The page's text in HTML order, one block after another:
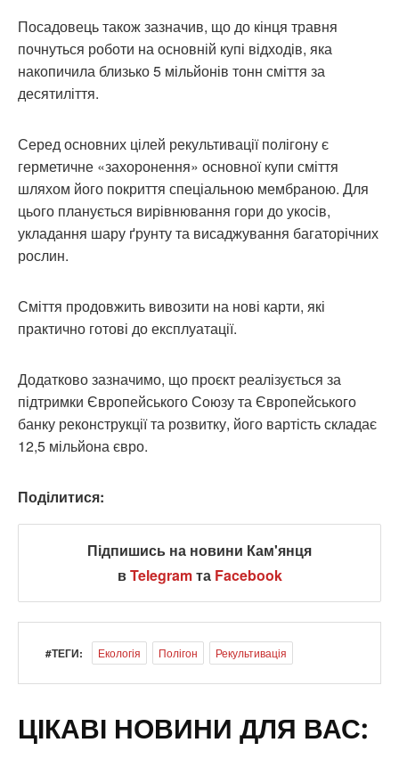
Посадовець також зазначив, що до кінця травня
почнуться роботи на основній купі відходів, яка
накопичила близько 5 мільйонів тонн сміття за
десятиліття.
Серед основних цілей рекультивації полігону є
герметичне «захоронення» основної купи сміття
шляхом його покриття спеціальною мембраною. Для
цього планується вирівнювання гори до укосів,
укладання шару ґрунту та висаджування багаторічних
рослин.
Сміття продовжить вивозити на нові карти, які
практично готові до експлуатації.
Додатково зазначимо, що проєкт реалізується за
підтримки Європейського Союзу та Європейського
банку реконструкції та розвитку, його вартість складає
12,5 мільйона євро.
Поділитися:
Підпишись на новини Кам'янця
вTelegramта Facebook
#ТЕГИ: Екологія Полігон Рекультивація
ЦІКАВІ НОВИНИ ДЛЯ ВАС: